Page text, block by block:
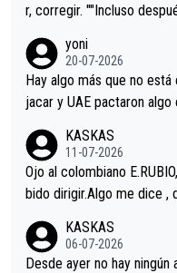
r, corregir. ""Incluso
permaneció pegado a su
a que era capaz de
yoni
20-07-2026
Hay algo más que no
jacar y UAE pactaron
i sin pedalear, luego está
mano de una manera
es en el hombro con que
eta, a ver si por querer
ción de podio UAE y
KASKAS
11-07-2026
Ojo al colombiano
bido
KASKAS
06-07-2026
Desde ayer no hay ningún